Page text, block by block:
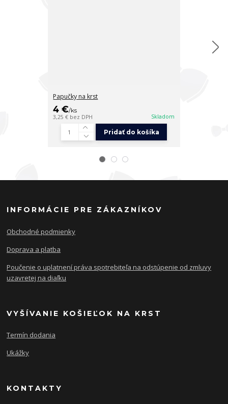
Papučky na krst
4 €/ks
3,25 € bez DPH Skladom
Pridať do košíka
INFORMÁCIE PRE ZÁKAZNÍKOV
Obchodné podmienky
Doprava a platba
Poučenie o uplatnení práva spotrebiteľa na odstúpenie od zmluvy
uzavretej na diaľku
VYŠÍVANIE KOŠIEĽOK NA KRST
Termín dodania
Ukážky
KONTAKTY